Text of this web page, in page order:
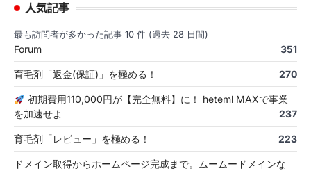
人気記事
最も訪問者が多かった記事 10 件 (過去 28 日間)
Forum 351
育毛剤「返金(保証)」を極める！ 270
初期費用110,000円が【完全無料】に！ heteml MAXで事業
を加速せよ
237
育毛剤「レビュー」を極める！ 223
ドメイン取得からホームページ完成まで。ムームードメインな